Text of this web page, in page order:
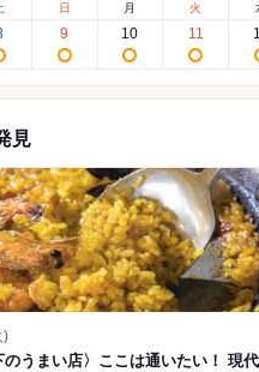
日
9
月
10
火
11
見
)
のうまい店〉ここは通いたい！ 現